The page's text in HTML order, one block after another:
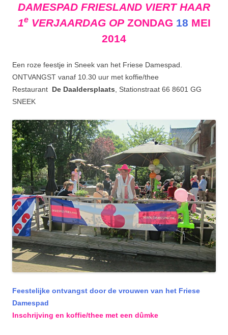
DAMESPAD FRIESLAND VIERT HAAR
1eVERJAARDAG OPZONDAG 18 MEI
2014
Een roze feestje in Sneek van het Friese Damespad.
ONTVANGST vanaf 10.30 uur met koffie/thee
Restaurant De Daaldersplaats , Stationstraat 66 8601 GG
SNEEK
Feestelijke ontvangst door de vrouwen van het Friese
Damespad
Inschrijving en koffie/thee met een dûmke